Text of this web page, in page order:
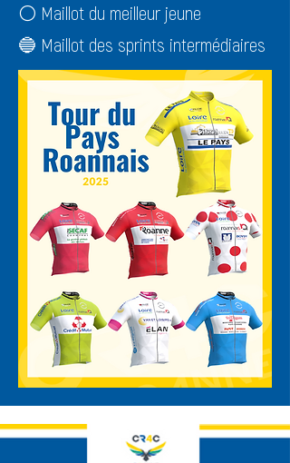
⚪ Maillot du meilleur jeune
🔵 Maillot des sprints intermédiaires